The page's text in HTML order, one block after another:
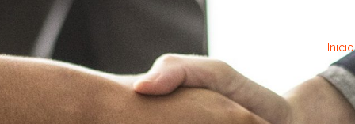
Inicio